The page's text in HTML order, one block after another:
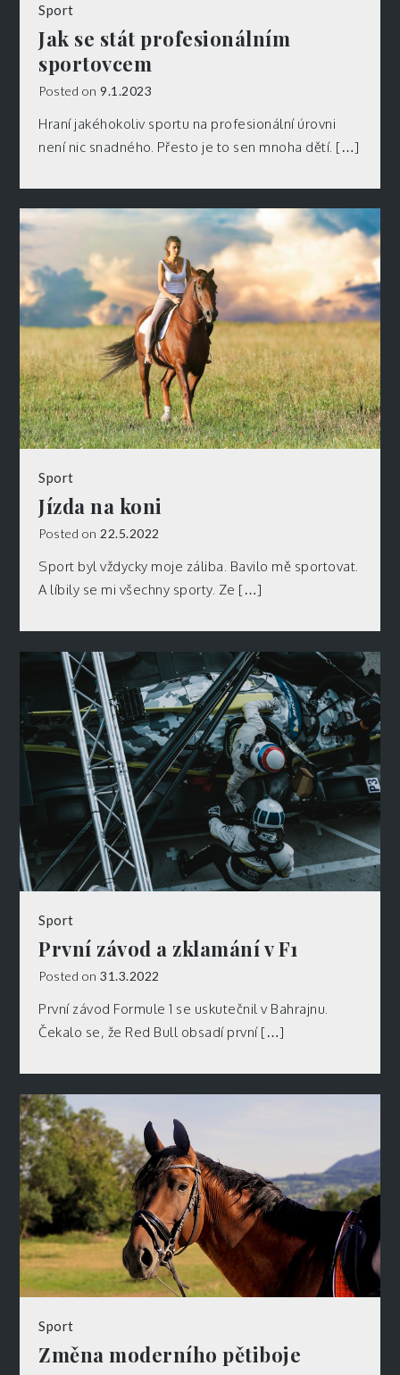
Sport
Jak se stát profesionálním
sportovcem
Posted on9.1.2023
Hraní jakéhokoliv sportu na profesionální úrovni
není nic snadného. Přesto je to sen mnoha dětí. […]
Sport
Jízda na koni
Posted on 22.5.2022
Sport byl vždycky moje záliba. Bavilo mě sportovat.
A líbily se mi všechny sporty. Ze […]
Sport
První závod a zklamání v F1
Posted on31.3.2022
První závod Formule 1 se uskutečnil v Bahrajnu.
Čekalo se, že Red Bull obsadí první […]
Sport
Změna moderního pětiboje